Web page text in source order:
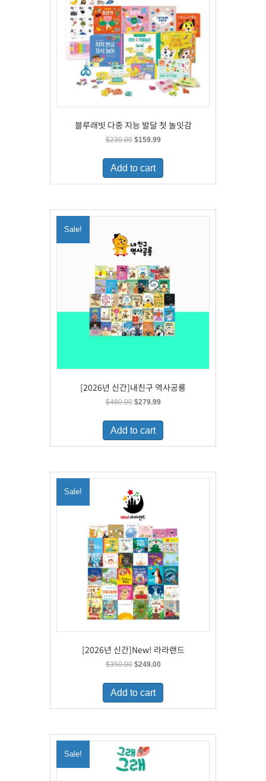
블루래빗 다중 지능 발달 첫 놀잇감
$230.00 Original
was:
$230.00.
$159.99Current
is:
Add to cart
Sale!
[2026년 신간]내친구 역사공룡
$480.00 Original
was:
$480.00.
$279.99Current
is:
Add to cart
Sale!
[2026년 신간]New! 라라랜드
$350.00 Original
was:
$350.00.
$249.00Current
is:
Add to cart
Sale!